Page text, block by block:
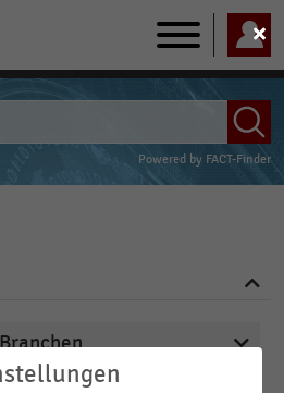
Main
navigation
Powered by FACT-Finder